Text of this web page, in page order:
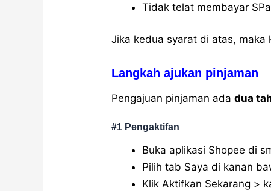
Tidak telat membayar
Jika kedua syarat di atas, maka
Langkah ajukan pinjaman
Pengajuan pinjaman adadua
#1 Pengaktifan
Buka aplikasi Shopee di
Pilih tab Saya di kanan
Klik Aktifkan Sekarang >